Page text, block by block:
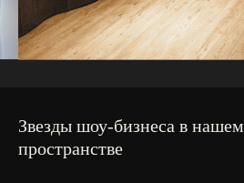
Звезды шоу-бизнеса в нашем
пространстве